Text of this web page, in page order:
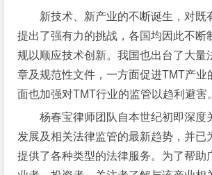
新技术、新产业的不断诞生，对既
提出了强有力的挑战，各国均因此不断
规以顺应技术创新。我国也出台了大量
章及规范性文件，一方面促进TMT产业
面也加强对TMT行业的监管以趋利避害。
杨春宝律师团队自本世纪初即深度
发展及相关法律监管的最新趋势，并已
提供了各种类型的法律服务。为了帮助